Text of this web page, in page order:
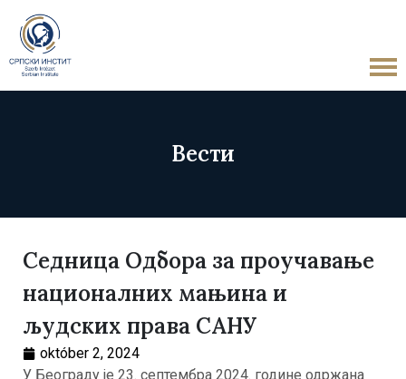
Вести
Седница Одбора за проучавање
националних мањина и
људских права САНУ
október 2, 2024
У Београду је 23. септембра 2024. године одржана